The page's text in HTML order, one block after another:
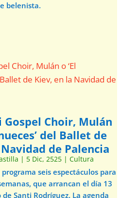
belenista.
Gospel Choir, Mulán
del Ballet de
de Palencia
| 5 Dic, 2525| Cultura
seis espectáculos para
que arrancan el día 13
Santi Rodríguez. La agenda